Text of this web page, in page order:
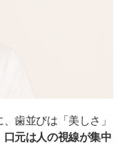
ともと非常にきれい
ない
重歯の治し方の選
診断でご相談くだ
歯並びは「美しさ」
口元は人の視線が集中